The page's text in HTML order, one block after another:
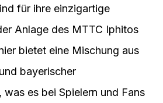
für ihre einzigartige
Anlage des MTTC Iphitos
bietet eine Mischung aus
bayerischer
es bei Spielern und Fans